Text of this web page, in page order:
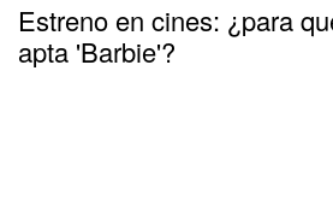
Estreno en cines: ¿para
apta 'Barbie'?